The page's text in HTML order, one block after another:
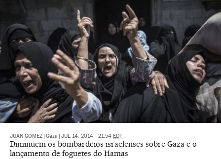
JUAN GÓMEZ Gaza JUL 14, 2014 - 21:54 EDT
Diminuem os bombardeios israelenses sobre Gaza e o
lançamento de foguetes do Hamas